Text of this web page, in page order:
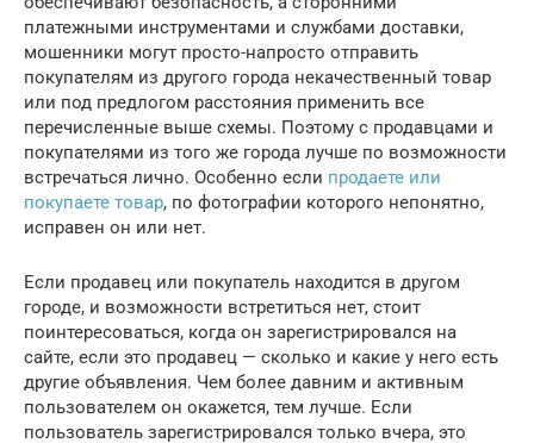
платежными инструментами и службами доставки,
мошенники могут просто-напросто отправить
покупателям из другого города некачественный товар
или под предлогом расстояния применить все
перечисленные выше схемы. Поэтому с продавцами и
покупателями из того же города лучше по возможности
встречаться лично. Особенно если продаете или
покупаете товар, по фотографии которого непонятно,
исправен он или нет.
Если продавец или покупатель находится в другом
городе, и возможности встретиться нет, стоит
поинтересоваться, когда он зарегистрировался на
сайте, если это продавец — сколько и какие у него есть
другие объявления. Чем более давним и активным
пользователем он окажется, тем лучше. Если
пользователь зарегистрировался только вчера, это